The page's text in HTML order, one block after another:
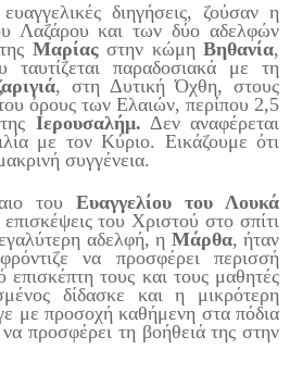
διηγήσεις, ζούσαν η
Λαζάρου και των δύο αδελφών
Μαρίαςστην κώμη Βηθανία,
παραδοσιακά με τη
, στη Δυτική Όχθη, στους
όρους των Ελαιών, περίπου 2,5
Ιερουσαλήμ. Δεν αναφέρεται
με τον Κύριο. Εικάζουμε ότι
συγγένεια.
του Ευαγγελίου του Λουκά
του Χριστού στο σπίτι
αδελφή, η Μάρθα, ήταν
να προσφέρει περισσή
επισκέπτη τους και τους μαθητές
δίδασκε και η μικρότερη
με προσοχή καθήμενη στα πόδια
προσφέρει τη βοήθειά της στην